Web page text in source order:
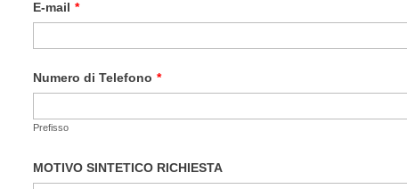
E-mail *
Numero di Telefono *
Prefisso
MOTIVO SINTETICO RICHIESTA